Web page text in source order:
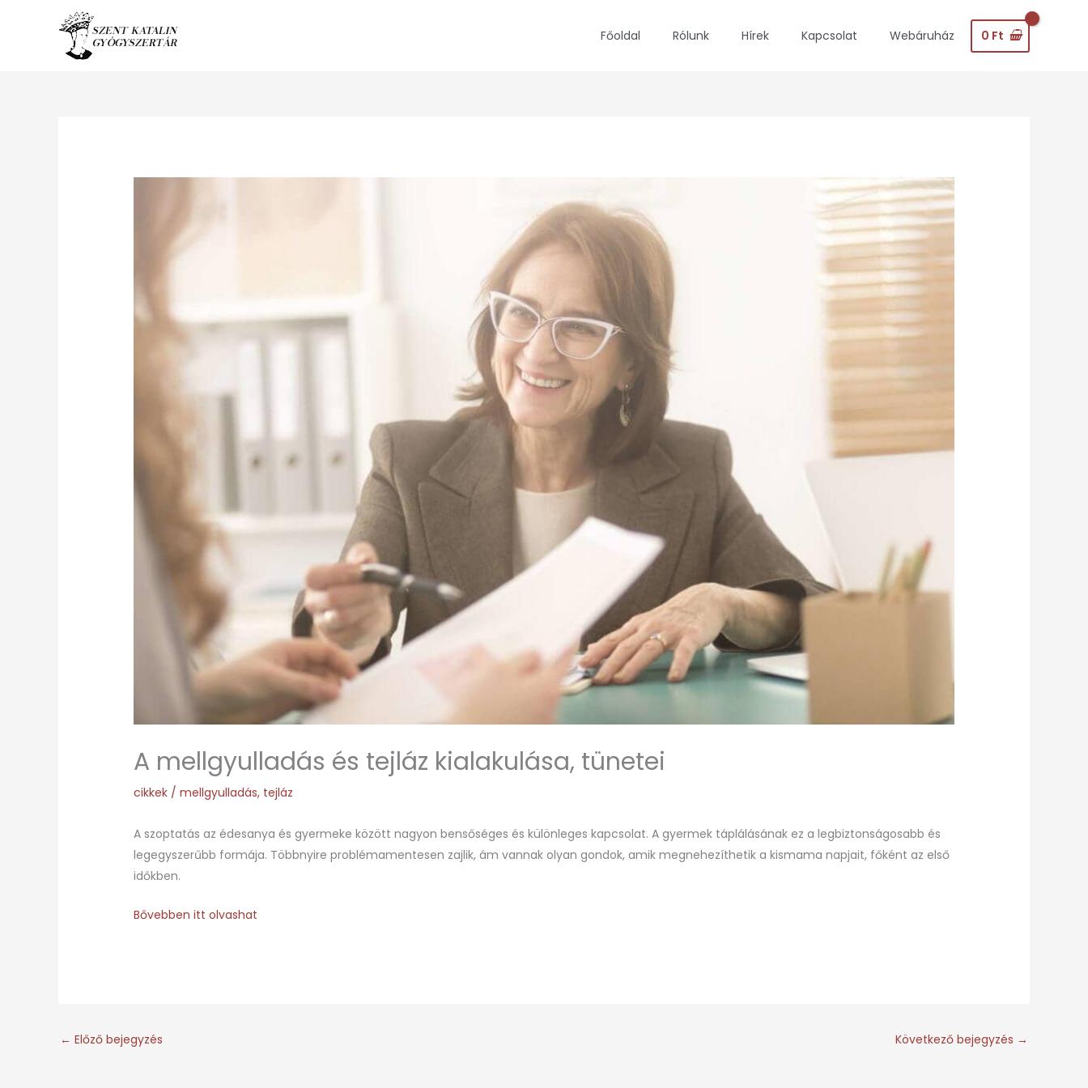
tartalomhoz
Főoldal Rólunk Hírek Kapcsolat Webáruház 0 Ft
A mellgyulladás és tejláz kialakulása, tünetei
cikkek /mellgyulladás, tejláz
A szoptatás az édesanya és gyermeke között nagyon bensőséges és különleges kapcsolat. A gyermek táplálásának ez a legbiztonságosabb és
legegyszerűbb formája. Többnyire problémamentesen zajlik, ám vannak olyan gondok, amik megnehezíthetik a kismama napjait, főként az első
időkben.
Bővebben itt olvashat
← Előző bejegyzés Következő bejegyzés →